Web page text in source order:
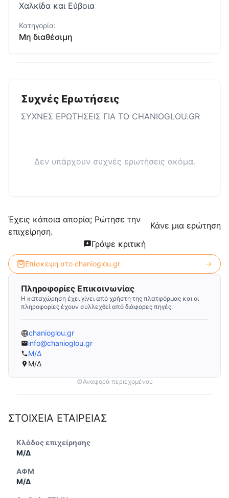
Χαλκίδα και Εύβοια
Κατηγορία:
Μη διαθέσιμη
Συχνές Ερωτήσεις
ΣΥΧΝΕΣ ΕΡΩΤΗΣΕΙΣ ΓΙΑ ΤΟ CHANIOGLOU.GR
Δεν υπάρχουν συχνές ερωτήσεις ακόμα.
Έχεις κάποια απορία; Ρώτησε την
επιχείρηση.
Κάνε μια ερώτηση
Γράψε κριτική
Επίσκεψη στο chanioglou.gr
Πληροφορίες Επικοινωνίας
Η καταχώρηση έχει γίνει από χρήστη της πλατφόρμας και οι
πληροφορίες έχουν συλλεχθεί από διάφορες πηγές.
chanioglou.gr
info@chanioglou.gr
Μ/Δ
Μ/Δ
Αναφορά περιεχομένου
ΣΤΟΙΧΕΙΑ ΕΤΑΙΡΕΙΑΣ
Κλάδος επιχείρησης
Μ/Δ
ΑΦΜ
Μ/Δ